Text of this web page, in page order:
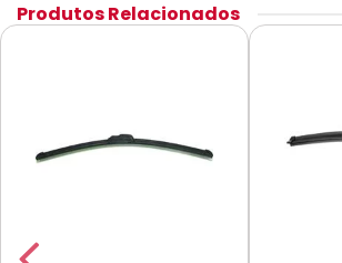
Produtos Relacionados